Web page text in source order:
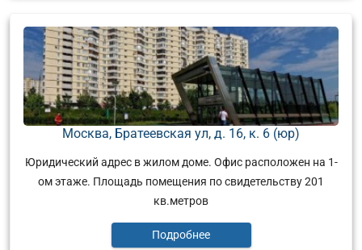
Москва, Братеевская ул, д. 16, к. 6 (юр)
Юридический адрес в жилом доме. Офис расположен на 1-
ом этаже. Площадь помещения по свидетельству 201
кв.метров
Подробнее